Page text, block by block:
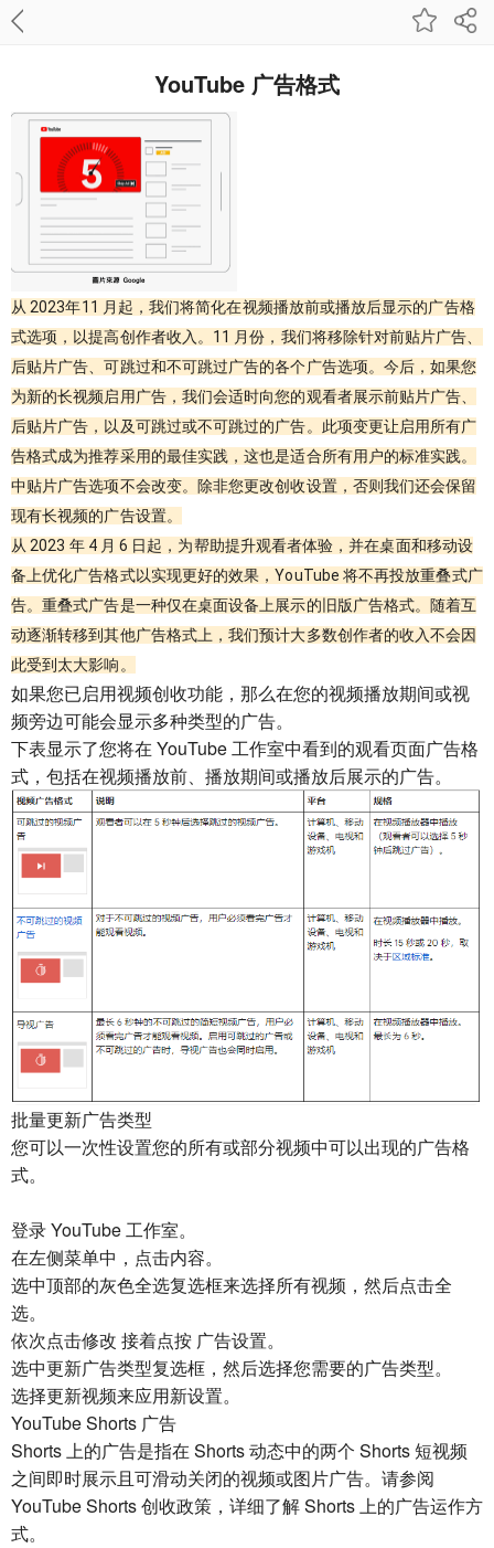
YouTube 广告格式
从 2023年11 月起，我们将简化在视频播放前或播放后显示的广告格
式选项，以提高创作者收入。11 月份，我们将移除针对前贴片广告、
后贴片广告、可跳过和不可跳过广告的各个广告选项。今后，如果您
为新的长视频启用广告，我们会适时向您的观看者展示前贴片广告、
后贴片广告，以及可跳过或不可跳过的广告。此项变更让启用所有广
告格式成为推荐采用的最佳实践，这也是适合所有用户的标准实践。
中贴片广告选项不会改变。除非您更改创收设置，否则我们还会保留
现有长视频的广告设置。
从 2023 年 4 月 6 日起，为帮助提升观看者体验，并在桌面和移动设
备上优化广告格式以实现更好的效果，YouTube 将不再投放重叠式广
告。重叠式广告是一种仅在桌面设备上展示的旧版广告格式。随着互
动逐渐转移到其他广告格式上，我们预计大多数创作者的收入不会因
此受到太大影响。
如果您已启用视频创收功能，那么在您的视频播放期间或视
频旁边可能会显示多种类型的广告。
下表显示了您将在 YouTube 工作室中看到的观看页面广告格
式，包括在视频播放前、播放期间或播放后展示的广告。
批量更新广告类型
您可以一次性设置您的所有或部分视频中可以出现的广告格
式。
登录 YouTube 工作室。
在左侧菜单中，点击内容。
选中顶部的灰色全选复选框来选择所有视频，然后点击全
选。
依次点击修改 接着点按 广告设置。
选中更新广告类型复选框，然后选择您需要的广告类型。
选择更新视频来应用新设置。
YouTube Shorts 广告
Shorts 上的广告是指在 Shorts 动态中的两个 Shorts 短视频
之间即时展示且可滑动关闭的视频或图片广告。请参阅
YouTube Shorts 创收政策，详细了解 Shorts 上的广告运作方
式。